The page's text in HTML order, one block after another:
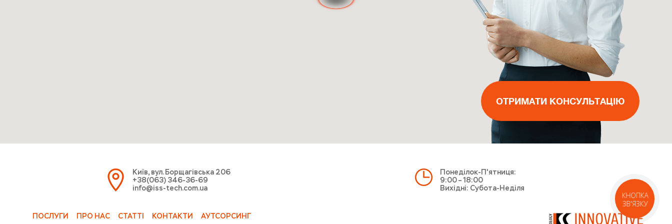
ОТРИМАТИ КОНСУЛЬТАЦІЮ
ВИКЛИКАТИ КУР'ЄРА
ВИКЛИКАТИ МАЙСТРА
ОТРИМАТИ КОНСУЛЬТАЦІЮ
ОТРИМАТИ КОНСУЛЬТАЦІЮ
Київ, вул. Борщагівська 206
+38(063) 346-36-69
info@iss-tech.com.ua
Понеділок-П'ятниця:
9:00 – 18:00
Вихідні: Субота-Неділя
ПОСЛУГИ ПРО НАС СТАТТІ КОНТАКТИ АУТСОРСИНГ
КНОПКА
ЗВ'ЯЗКУ